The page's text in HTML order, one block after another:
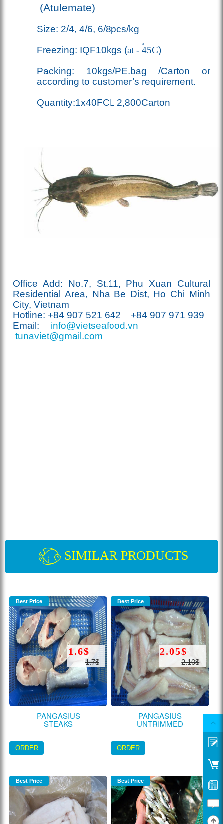
(Atulemate)
Size: 2/4, 4/6, 6/8pcs/kg
Freezing: IQF10kgs (at - 45C)
Packing: 10kgs/PE.bag /Carton or
according to customer’s requirement.
Quantity:1x40FCL 2,800Carton
Office Add: No.7, St.11, Phu Xuan Cultural
Residential Area, Nha Be Dist, Ho Chi Minh
City, Vietnam
Hotline: +84 907 521 642 +84 907 971 939
Email:
info@vietseafood.vn
tunaviet@gmail.com
SIMILAR PRODUCTS
Best Price
PANGASIUS
STEAKS
1.6$
1.7$
ORDER
Best Price
PANGASIUS
UNTRIMMED
2.05$
2.10$
ORDER
Best Price Best Price